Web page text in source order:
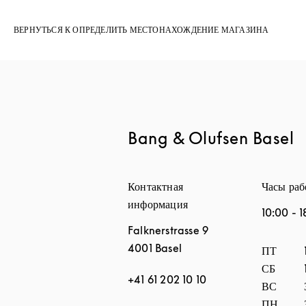
ВЕРНУТЬСЯ К ОПРЕДЕЛИТЬ МЕСТОНАХОЖДЕНИЕ МАГАЗИНА
Bang & Olufsen Basel
Контактная
информация
Falknerstrasse 9
4001 Basel
+41 61 202 10 10
Часы
10:00 -
День
ПТ
СБ
ВС